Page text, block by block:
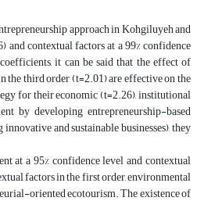
approach in Kohgiluyeh and
contextual factors at a 99% confidence
it can be said that the effect of
the third order (t=2.01) are effective on the
for their economic (t=2.26), institutional
by developing entrepreneurship-based
and sustainable businesses), they
at a 95% confidence level and contextual
factors in the first order, environmental
oriented ecotourism. The existence of